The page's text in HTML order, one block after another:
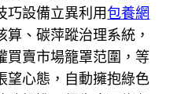
巧設備立異利用包養網
算、碳萍蹤治理系統，
買賣市場籠罩范圍，等
望心態，自動擁抱綠色